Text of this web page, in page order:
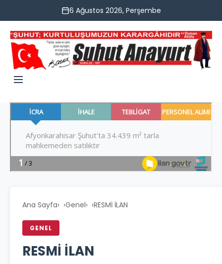
6 Ağustos 2026, Perşembe
Ana Sayfa› Genel› RESMİ İLAN
GENEL
RESMİ İLAN